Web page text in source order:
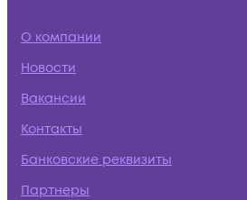
О компании
Новости
Вакансии
Контакты
Банковские реквизиты
Партнеры